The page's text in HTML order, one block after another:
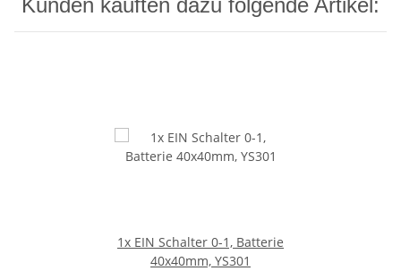
Kunden kauften dazu folgende Artikel:
1x EIN Schalter 0-1, Batterie
40x40mm, YS301